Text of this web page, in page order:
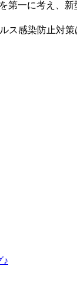
一に考え、
ス感染防止対策
♪